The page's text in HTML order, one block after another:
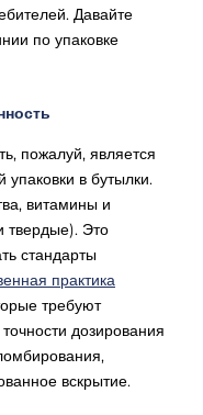
Давайте
по упаковке
пожалуй, является
в бутылки.
витамины и
твердые). Это
стандарты
практика
требуют
дозирования
вскрытие.